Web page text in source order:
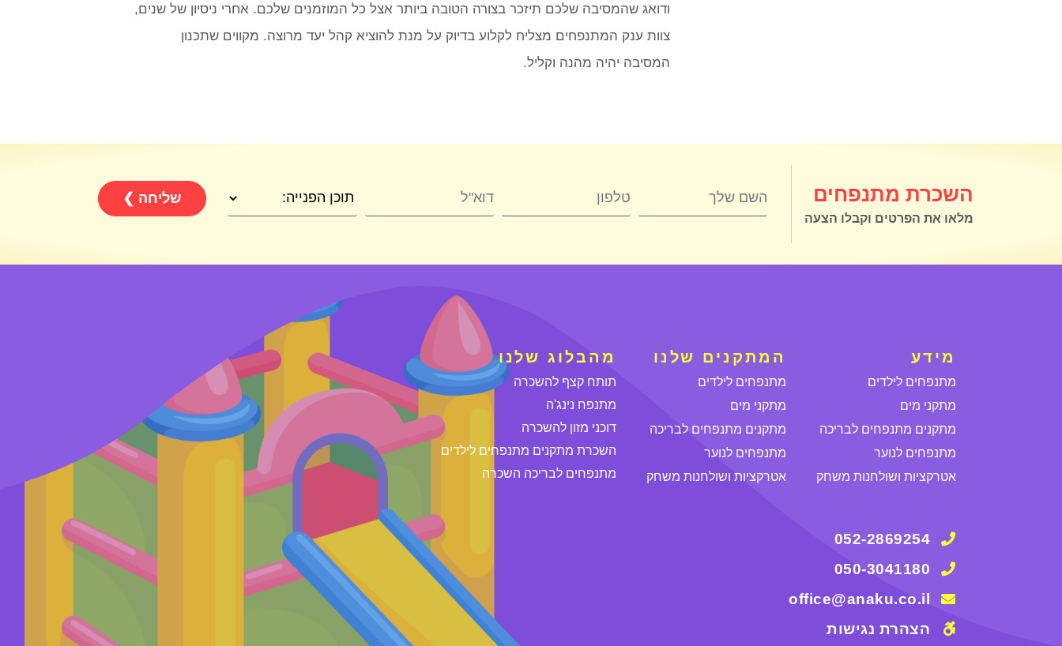
ודואג שהמסיבה שלכם תיזכר בצורה הטובה ביותר אצל כל המוזמנים שלכם. אחרי ניסיון של שנים,
צוות ענק המתנפחים מצליח לקלוע בדיוק על מנת להוציא קהל יעד מרוצה. מקווים שתכנון
המסיבה יהיה מהנה וקליל.
השכרת מתנפחים
מלאו את הפרטים וקבלו הצעה
מידע
מתנפחים לילדים
מתקני מים
מתקנים מתנפחים לבריכה
מתנפחים לנוער
אטרקציות ושולחנות משחק
המתקנים שלנו
מתנפחים לילדים
מתקני מים
מתקנים מתנפחים לבריכה
מתנפחים לנוער
אטרקציות ושולחנות משחק
מהבלוג שלנו
תותח קצף להשכרה
מתנפח נינג'ה
דוכני מזון להשכרה
השכרת מתקנים מתנפחים לילדים
מתנפחים לבריכה השכרה
052-2869254
050-3041180
office@anaku.co.il
הצהרת נגישות